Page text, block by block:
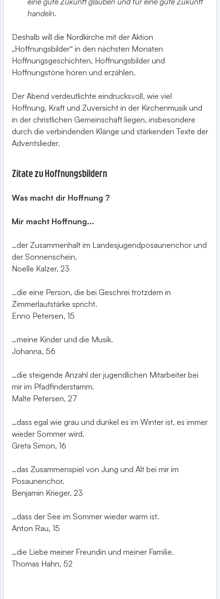
handeln.
Deshalb will die Nordkirche mit der Aktion
„Hoffnungsbilder“ in den nächsten Monaten
Hoffnungsgeschichten, Hoffnungsbilder und
Hoffnungstöne hören und erzählen.
Der Abend verdeutlichte eindrucksvoll, wie viel
Hoffnung, Kraft und Zuversicht in der Kirchenmusik und
in der christlichen Gemeinschaft liegen, insbesondere
durch die verbindenden Klänge und stärkenden Texte der
Adventslieder.
Zitate zu Hoffnungsbildern
Was macht dir Hoffnung ?
Mir macht Hoffnung...
…der Zusammenhalt im Landesjugendposaunenchor und
der Sonnenschein.
Noelle Kalzer, 23
…die eine Person, die bei Geschrei trotzdem in
Zimmerlautstärke spricht.
Enno Petersen, 15
…meine Kinder und die Musik.
Johanna, 56
…die steigende Anzahl der jugendlichen Mitarbeiter bei
mir im Pfadfinderstamm.
Malte Petersen, 27
…dass egal wie grau und dunkel es im Winter ist, es immer
wieder Sommer wird.
Greta Simon, 16
…das Zusammenspiel von Jung und Alt bei mir im
Posaunenchor.
Benjamin Krieger, 23
…dass der See im Sommer wieder warm ist.
Anton Rau, 15
…die Liebe meiner Freundin und meiner Familie.
Thomas Hahn, 52